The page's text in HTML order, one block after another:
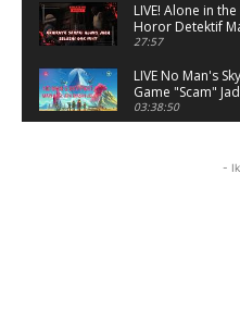
LIVE! Alone in
Horor Detektif
27:57
LIVE No Man's
Game "Scam"
03:38:50
-